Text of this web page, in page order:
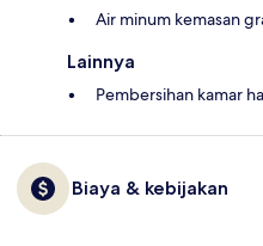
Air minum kemasan
Lainnya
Pembersihan kamar
Biaya & kebijakan